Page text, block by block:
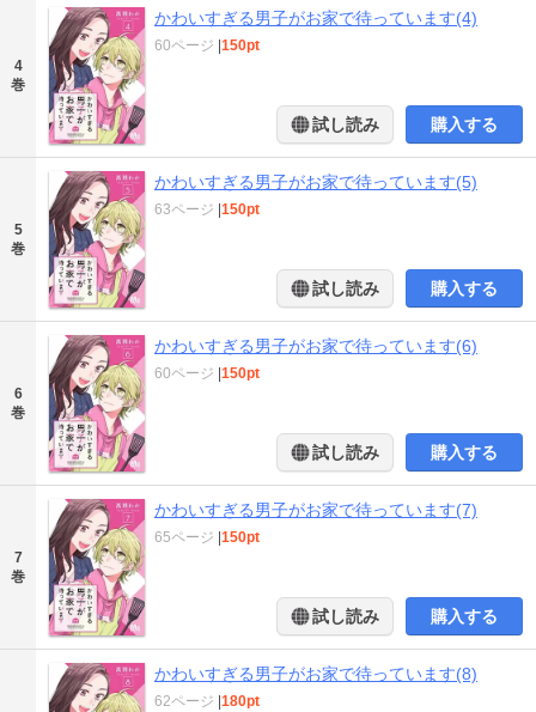
4
巻
かわいすぎる男子がお家で待っています(4)
60ページ 150pt
試し読み 購入する
5
巻
かわいすぎる男子がお家で待っています(5)
63ページ 150pt
試し読み 購入する
6
巻
かわいすぎる男子がお家で待っています(6)
60ページ 150pt
試し読み 購入する
7
巻
かわいすぎる男子がお家で待っています(7)
65ページ 150pt
試し読み 購入する
かわいすぎる男子がお家で待っています(8)
62ページ 180pt